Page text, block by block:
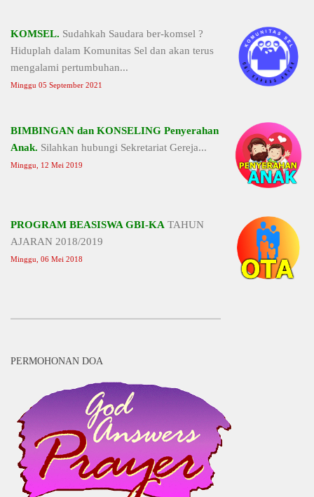
KOMSEL. Sudahkah Saudara ber-komsel ?
Hiduplah dalam Komunitas Sel dan akan terus
mengalami pertumbuhan...
Minggu 05 September 2021
BIMBINGAN dan KONSELING Penyerahan
Anak. Silahkan hubungi Sekretariat Gereja...
Minggu, 12 Mei 2019
PROGRAM BEASISWA GBI-KA TAHUN
AJARAN 2018/2019
Minggu, 06 Mei 2018
PERMOHONAN DOA